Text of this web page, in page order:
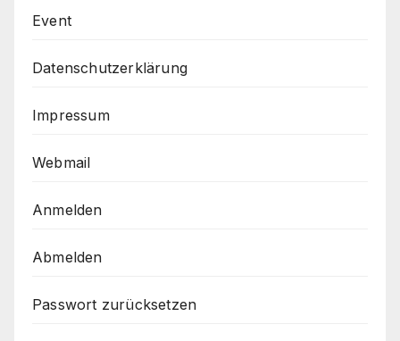
Event
Datenschutzerklärung
Impressum
Webmail
Anmelden
Abmelden
Passwort zurücksetzen